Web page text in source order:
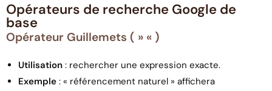
Opérateurs de recherche Google de
base
Opérateur Guillemets ( » « )
Utilisation : rechercher une expression exacte.
Exemple : « référencement naturel » affichera